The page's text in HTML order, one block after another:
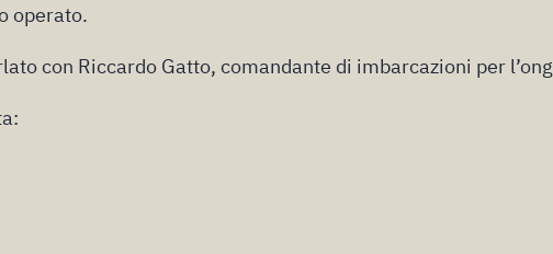
operato.
con Riccardo Gatto, comandante di imbarcazioni per